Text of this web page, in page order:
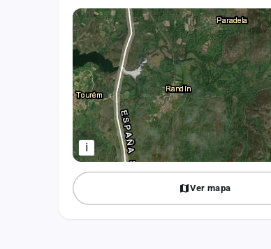
i
Ver mapa
Iniciar sesión
Crear cuenta